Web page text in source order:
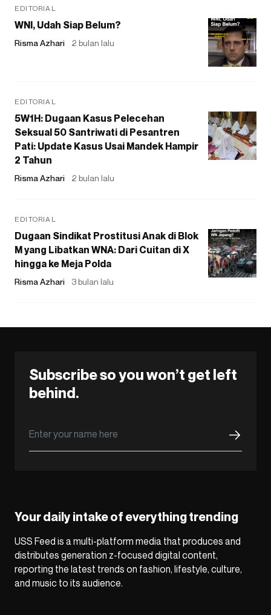
EDITORIAL
WNI, Udah Siap Belum?
Risma Azhari 2 bulan lalu
EDITORIAL
5W1H: Dugaan Kasus Pelecehan
Seksual 50 Santriwati di Pesantren
Pati: Update Kasus Usai Mandek Hampir
2 Tahun
Risma Azhari 2 bulan lalu
EDITORIAL
Dugaan Sindikat Prostitusi Anak di Blok
M yang Libatkan WNA: Dari Cuitan di X
hingga ke Meja Polda
Risma Azhari 3 bulan lalu
Subscribe so you won’t get left
behind.
Your daily intake of everything trending
USS Feed is a multi-platform media that produces and
distributes generation z-focused digital content,
reporting the latest trends on fashion, lifestyle, culture,
and music to its audience.